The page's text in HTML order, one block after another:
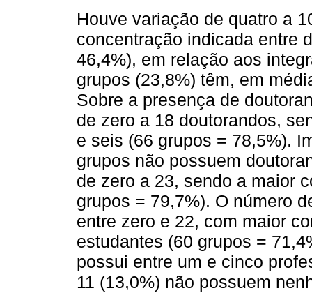
Houve variação de quatro a
concentração indicada entre
46,4%), em relação aos
grupos (23,8%) têm, em
Sobre a presença de
de zero a 18 doutorandos,
e seis (66 grupos = 78,5%).
grupos não possuem
de zero a 23, sendo a maior
grupos = 79,7%). O número
entre zero e 22, com maior
estudantes (60 grupos =
possui entre um e cinco
11 (13,0%) não possuem